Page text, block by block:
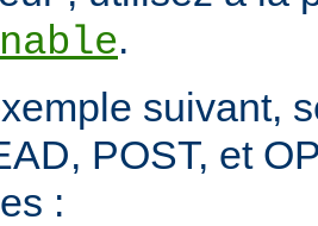
.
suivant,
POST, et
: